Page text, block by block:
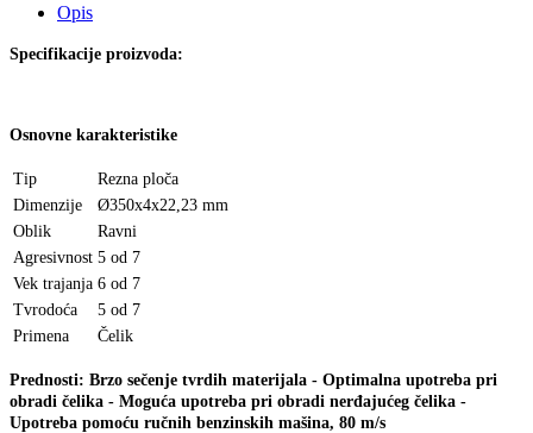
Opis
Specifikacije proizvoda:
Osnovne karakteristike
Tip
Rezna ploča
Dimenzije
Ø350x4x22,23 mm
Oblik
Ravni
Agresivnost 5 od 7
Vek trajanja 6 od 7
Tvrodoća
5 od 7
Primena
Čelik
Prednosti: Brzo sečenje tvrdih materijala - Optimalna upotreba pri
obradi čelika - Moguća upotreba pri obradi nerđajućeg čelika -
Upotreba pomoću ručnih benzinskih mašina, 80 m/s